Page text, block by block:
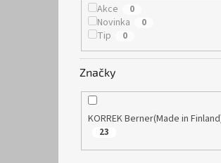
Akce 0
Novinka 0
Tip 0
Značky
KORREK Berner(Made in
23